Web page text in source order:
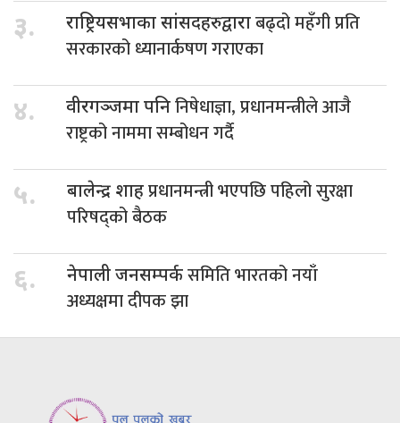
३. राष्ट्रियसभाका सांसदहरुद्वाराबढ्दो महँगी प्रति
सरकारको ध्यानार्कषण गराएका
४. वीरगञ्जमा पनिनिषेधाज्ञा, प्रधानमन्त्रीले आजै
राष्ट्रको नाममा सम्बोधन गर्दै
५. बालेन्द्र शाहप्रधानमन्त्री भएपछि पहिलो सुरक्षा
परिषद्को बैठक
६. नेपाली जनसम्पर्कसमिति भारतको नयाँ
अध्यक्षमा दीपक झा